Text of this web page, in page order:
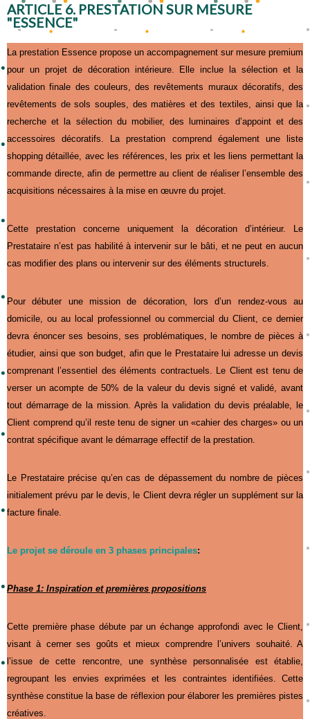
ARTICLE 6. PRESTATION SUR MESURE
"ESSENCE"
La prestation Essence propose un accompagnement sur mesure premium
pour un projet de décoration intérieure. Elle inclue la sélection et la
validation finale des couleurs, des revêtements muraux décoratifs, des
revêtements de sols souples, des matières et des textiles, ainsi que la
recherche et la sélection du mobilier, des luminaires d’appoint et des
accessoires décoratifs. La prestation comprend également une liste
shopping détaillée, avec les références, les prix et les liens permettant la
commande directe, afin de permettre au client de réaliser l’ensemble des
acquisitions nécessaires à la mise en œuvre du projet.
Cette prestation concerne uniquement la décoration d’intérieur. Le
Prestataire n’est pas habilité à intervenir sur le bâti, et ne peut en aucun
cas modifier des plans ou intervenir sur des éléments structurels.
Pour débuter une mission de décoration, lors d’un rendez-vous au
domicile, ou au local professionnel ou commercial du Client, ce dernier
devra énoncer ses besoins, ses problématiques, le nombre de pièces à
étudier, ainsi que son budget, afin que le Prestataire lui adresse un devis
comprenant l’essentiel des éléments contractuels. Le Client est tenu de
verser un acompte de 50% de la valeur du devis signé et validé, avant
tout démarrage de la mission. Après la validation du devis préalable, le
Client comprend qu’il reste tenu de signer un «cahier des charges» ou un
contrat spécifique avant le démarrage effectif de la prestation.
Le Prestataire précise qu’en cas de dépassement du nombre de pièces
initialement prévu par le devis, le Client devra régler un supplément sur la
facture finale.
Le projet se déroule en 3 phases principales:
Phase 1: Inspiration et premières propositions
Cette première phase débute par un échange approfondi avec le Client,
visant à cerner ses goûts et mieux comprendre l’univers souhaité. A
l’issue de cette rencontre, une synthèse personnalisée est établie,
regroupant les envies exprimées et les contraintes identifiées. Cette
synthèse constitue la base de réflexion pour élaborer les premières pistes
créatives.